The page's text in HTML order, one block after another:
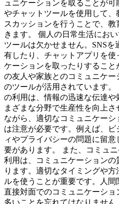
ュニケーションを取ることが
やチャットツールを使用して
スカッションを行うことで、
きます。 個人の日常生活にお
ツールは欠かせません。SNS
有したり、チャットアプリを
ケーションを取ったりするこ
の友人や家族とのコミュニケ
のツールが活用されています
の利用は、情報の迅速な伝達
まざまな分野で生産性を向上
ながら、適切なコミュニケー
は注意が必要です。例えば、
ィやプライバシーの問題に留
要があります。 また、コミュ
利用は、コミュニケーション
ります。適切なタイミングや
ルを使うことが重要です。人間
直接対面でのコミュニケーシ